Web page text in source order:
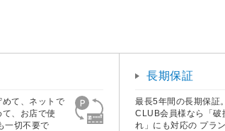
めて、ネットで
、お店で使
一切不要で
長期保証
最長5年間の長期保証
CLUB会員様なら「破
れ」にも対応の プラ